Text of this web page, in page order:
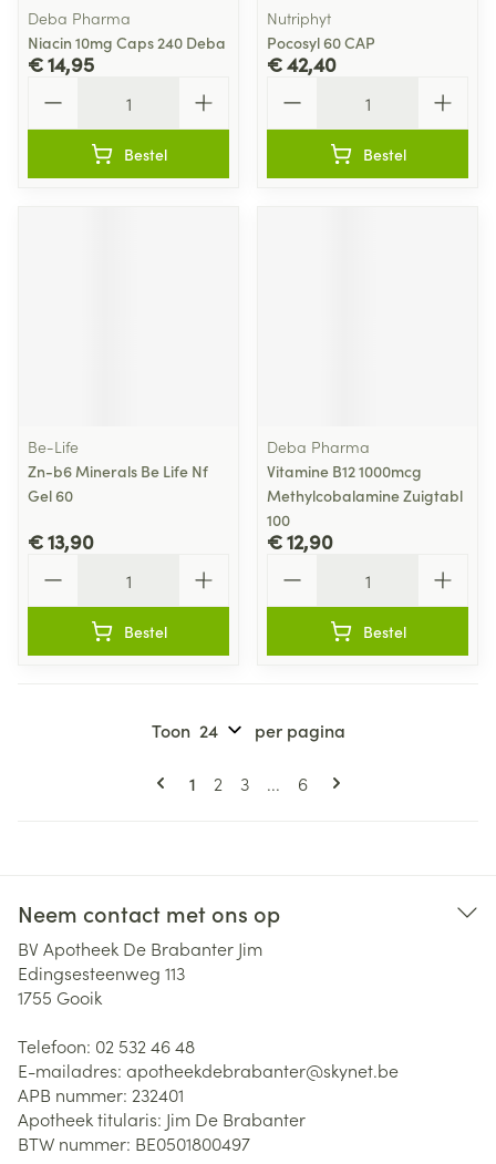
Deba Pharma
Niacin 10mg Caps 240 Deba
€ 14,95
Bestel
Nutriphyt
Pocosyl 60 CAP
€ 42,40
Bestel
Be-Life
Zn-b6 Minerals Be Life Nf
Gel 60
€ 13,90
Bestel
Deba Pharma
Vitamine B12 1000mcg
Methylcobalamine Zuigtabl
100
€ 12,90
Bestel
Pagina's
U lees momenteel pagina
1 Pagina
2 Pagina
3 ... Pagina
6
Toon per pagina
Neem contact met ons op
BV Apotheek De Brabanter Jim
Edingsesteenweg 113
1755 Gooik
Telefoon: 02 532 46 48
E-mailadres: apotheekdebrabanter@skynet.be
APB nummer: 232401
Apotheek titularis: Jim De Brabanter
BTW nummer: BE0501800497